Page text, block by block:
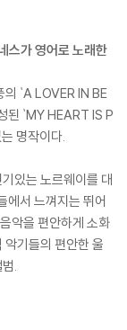
스가 영어로 노래한
`A LOVER IN BE
된 `MY HEART IS P
명작이다.
있는 노르웨이를 대
에서 느껴지는 뛰어
악을 편안하게 소화
악기들의 편안한 울
.